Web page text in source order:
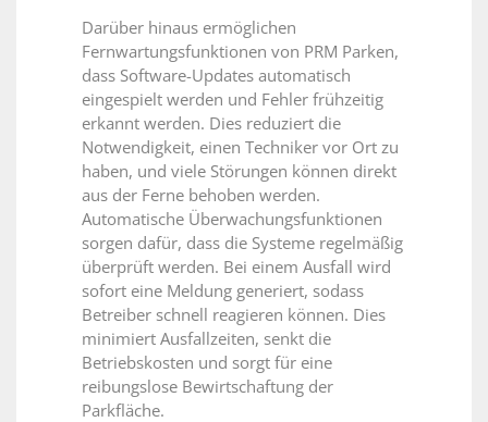
Darüber hinaus ermöglichen
Fernwartungsfunktionen von PRM Parken,
dass Software-Updates automatisch
eingespielt werden und Fehler frühzeitig
erkannt werden. Dies reduziert die
Notwendigkeit, einen Techniker vor Ort zu
haben, und viele Störungen können direkt
aus der Ferne behoben werden.
Automatische Überwachungsfunktionen
sorgen dafür, dass die Systeme regelmäßig
überprüft werden. Bei einem Ausfall wird
sofort eine Meldung generiert, sodass
Betreiber schnell reagieren können. Dies
minimiert Ausfallzeiten, senkt die
Betriebskosten und sorgt für eine
reibungslose Bewirtschaftung der
Parkfläche.